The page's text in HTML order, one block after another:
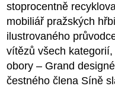
stoprocentně
mobiliář pražských
ilustrovaného
vítězů všech
obory – Grand
čestného člena Síně